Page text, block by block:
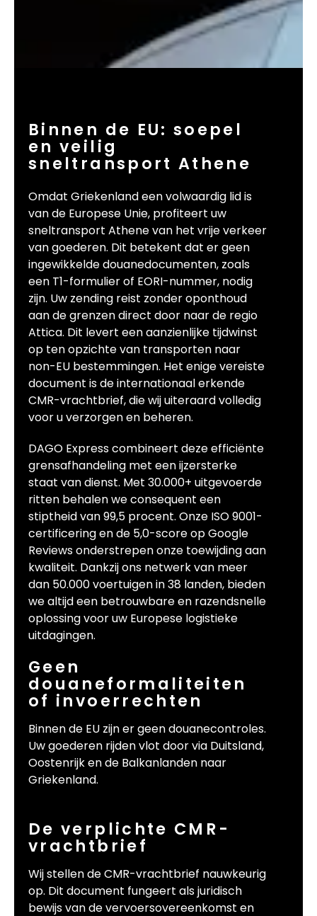
Binnen de EU: soepel
en veilig
sneltransport Athene
Omdat Griekenland een volwaardig lid is
van de Europese Unie, profiteert uw
sneltransport Athene van het vrije verkeer
van goederen. Dit betekent dat er geen
ingewikkelde douanedocumenten, zoals
een T1-formulier of EORI-nummer, nodig
zijn. Uw zending reist zonder oponthoud
aan de grenzen direct door naar de regio
Attica. Dit levert een aanzienlijke tijdwinst
op ten opzichte van transporten naar
non-EU bestemmingen. Het enige vereiste
document is de internationaal erkende
CMR-vrachtbrief, die wij uiteraard volledig
voor u verzorgen en beheren.
DAGO Express combineert deze efficiënte
grensafhandeling met een ijzersterke
staat van dienst. Met 30.000+ uitgevoerde
ritten behalen we consequent een
stiptheid van 99,5 procent. Onze ISO 9001-
certificering en de 5,0-score op Google
Reviews onderstrepen onze toewijding aan
kwaliteit. Dankzij ons netwerk van meer
dan 50.000 voertuigen in 38 landen, bieden
we altijd een betrouwbare en razendsnelle
oplossing voor uw Europese logistieke
uitdagingen.
Geen
douaneformaliteiten
of invoerrechten
Binnen de EU zijn er geen douanecontroles.
Uw goederen rijden vlot door via Duitsland,
Oostenrijk en de Balkanlanden naar
Griekenland.
De verplichte CMR-
vrachtbrief
Wij stellen de CMR-vrachtbrief nauwkeurig
op. Dit document fungeert als juridisch
bewijs van de vervoersovereenkomst en